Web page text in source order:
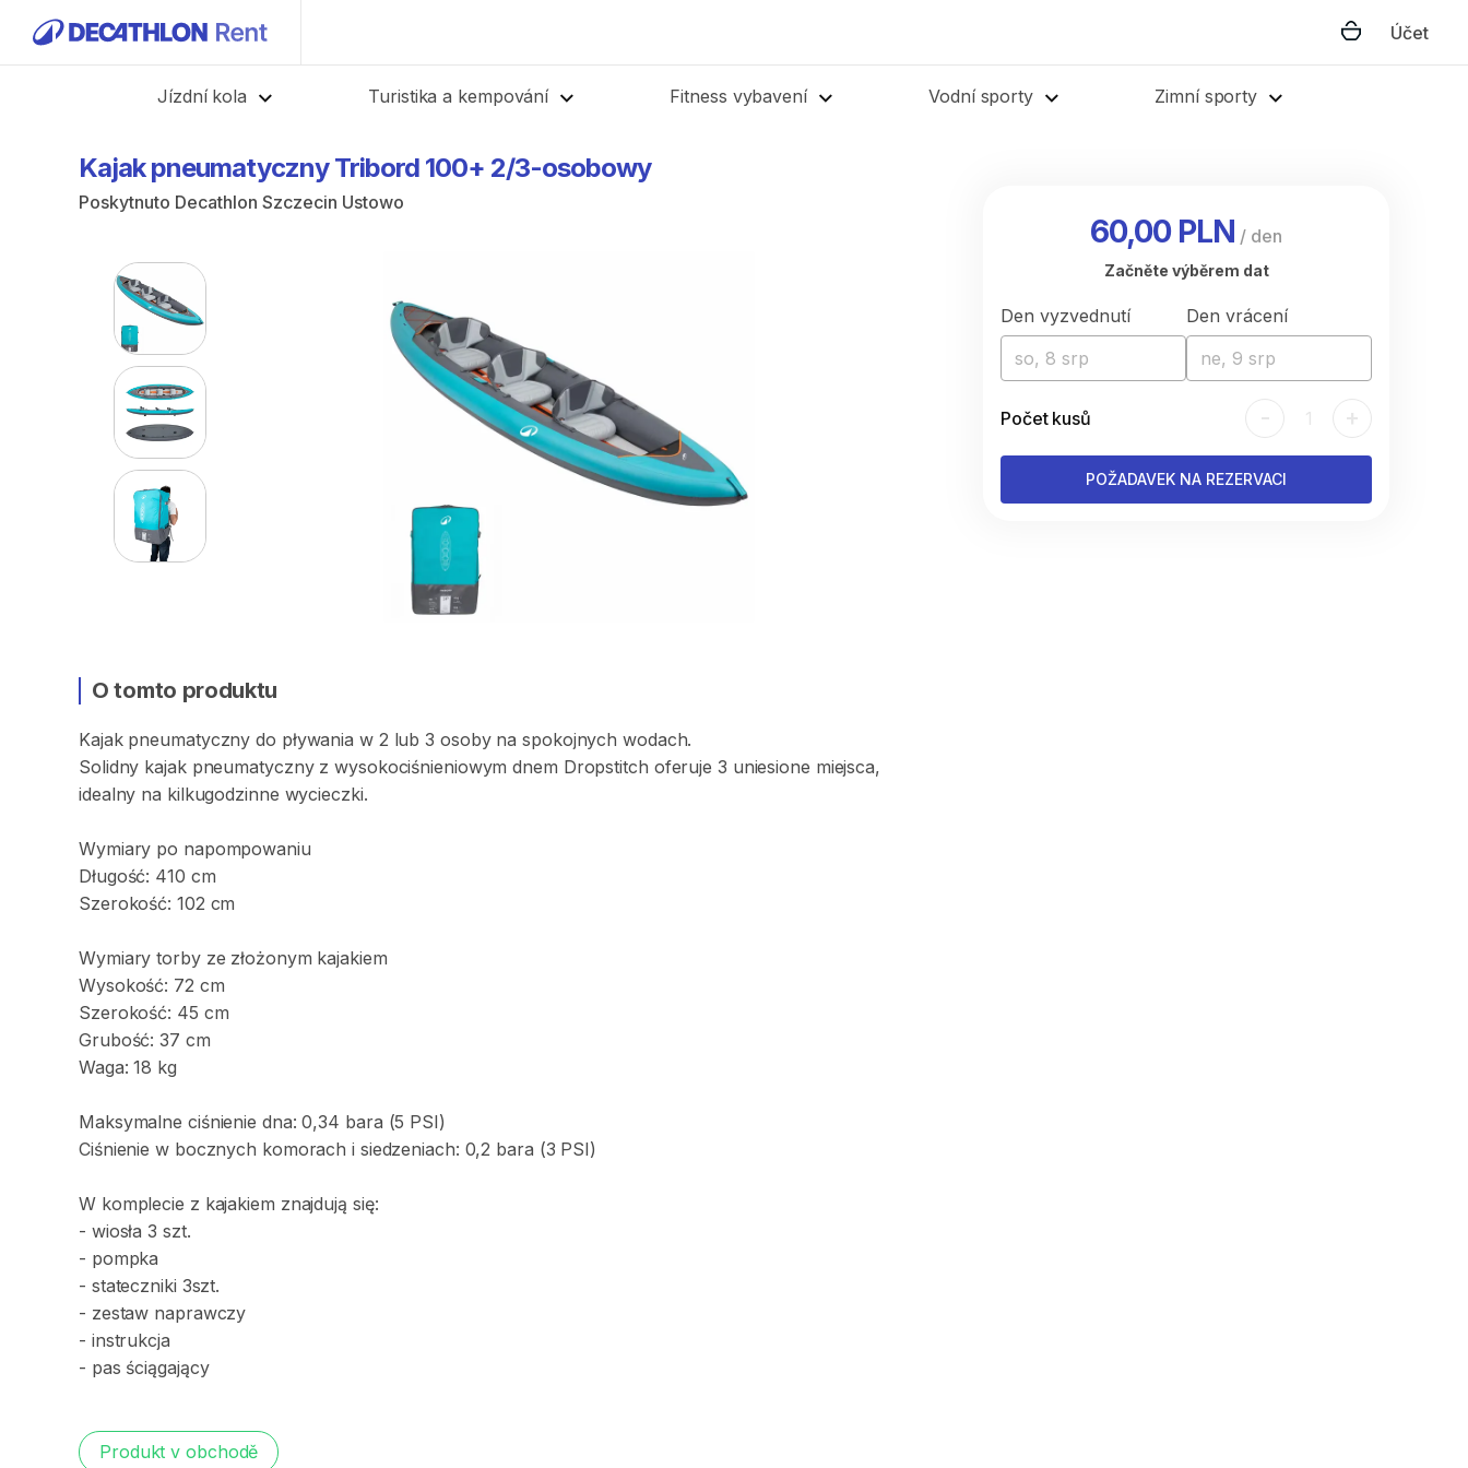
Účet
Jízdní kola Turistika a kempování Fitness vybavení Vodní sporty Zimní sporty
Kajak pneumatyczny Tribord 100+ 2​/​3-osobowy
Poskytnuto Decathlon Szczecin Ustowo
O tomto produktu
Kajak pneumatyczny do pływania w 2 lub 3 osoby na spokojnych wodach.
Solidny kajak pneumatyczny z wysokociśnieniowym dnem Dropstitch oferuje 3 uniesione miejsca​,​
idealny na kilkugodzinne wycieczki.
Wymiary po napompowaniu
Długość: 410 cm
Szerokość: 102 cm
Wymiary torby ze złożonym kajakiem
Wysokość: 72 cm
Szerokość: 45 cm
Grubość: 37 cm
Waga: 18 kg
Maksymalne ciśnienie dna: 0​,​34 bara (5 PSI)
Ciśnienie w bocznych komorach i siedzeniach: 0​,​2 bara (3 PSI)
W komplecie z kajakiem znajdują się:
- wiosła 3 szt.
- pompka
- stateczniki 3szt.
- zestaw naprawczy
- instrukcja
- pas ściągający
Produkt v obchodě
60,00 PLN / den
Začněte výběrem dat
Den vyzvednutí
so, 8 srp
Den vrácení
ne, 9 srp
Počet kusů - 1 +
POŽADAVEK NA REZERVACI